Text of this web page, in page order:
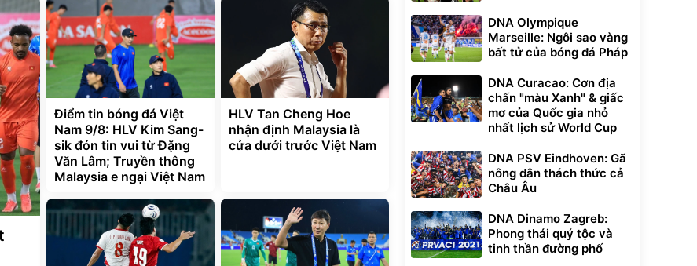
Điểm tin bóng đá Việt
Nam 9/8: HLV Kim Sang-
sik đón tin vui từ Đặng
Văn Lâm; Truyền thông
Malaysia e ngại Việt Nam
HLV Tan Cheng Hoe
nhận định Malaysia là
cửa dưới trước Việt Nam
DNA Olympique
Marseille: Ngôi sao vàng
bất tử của bóng đá Pháp
DNA Curacao: Cơn địa
chấn "màu Xanh" & giấc
mơ của Quốc gia nhỏ
nhất lịch sử World Cup
DNA PSV Eindhoven: Gã
nông dân thách thức cả
Châu Âu
DNA Dinamo Zagreb:
Phong thái quý tộc và
tinh thần đường phố